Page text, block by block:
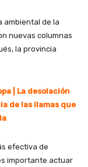
ambiental de la
nuevas columnas
la provincia
| La desolación
de las llamas que
efectiva de
importante actuar